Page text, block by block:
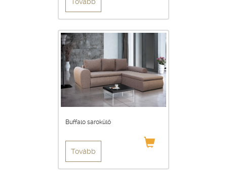
Tovább
Buffalo sarokülő
Tovább